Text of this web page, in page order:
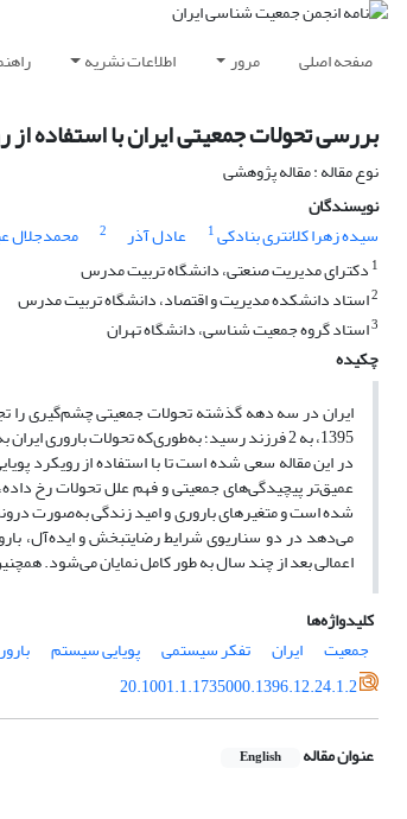
صفحه اصلی مرور اطلاعات نشریه
بررسی تحولات جمعیتی ایران با استفاده
نوع مقاله : مقاله پژوهشی
نویسندگان
سیده زهرا کلانتری بنادکی1 عادل آذر 2 محمدجلال
1 دکترای مدیریت صنعتی، دانشگاه تربیت مدرس
2استاد دانشکده مدیریت و اقتصاد، دانشگاه تربیت مدرس
3استاد گروه جمعیت شناسی، دانشگاه تهران
چکیده
1395، به 2 فرزند رسید؛ به‌طوری‌که تحولات باروری ایران به سریع‌ترین کاهش باروری در جهان تعبیر شده است.
در این مقاله سعی شده است تا با استفاده از رویکرد
اعمالی بعد از چند سال به طور کامل نمایان می‌شود.
کلیدواژه‌ها
جمعیت
ایران تفکر سیستمی پویایی سیستم
20.1001.1.1735000.1396.12.24.1.2
عنوان مقاله English